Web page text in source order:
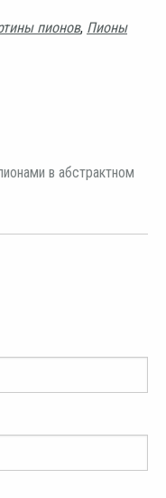
пионов, Пионы
в абстрактном